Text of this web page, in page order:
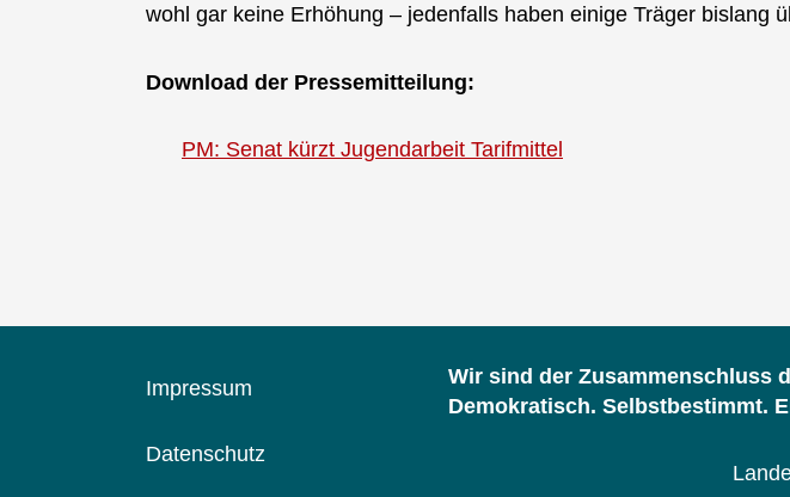
wohl gar keine Erhöhung – jedenfalls haben einige Träger bislang
Download der Pressemitteilung:
PM: Senat kürzt Jugendarbeit Tarifmittel
Impressum
Datenschutz
Wir sind der Zusammenschluss
Demokratisch. Selbstbestimmt.